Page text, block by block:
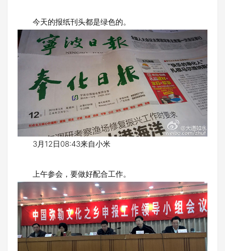
今天的报纸刊头都是绿色的。
3月12日08:43来自小米
上午参会，要做好配合工作。